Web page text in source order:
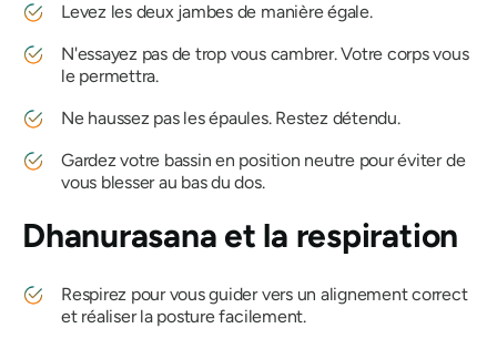
Levez les deux jambes de manière égale.
N'essayez pas de trop vous cambrer. Votre corps vous
le permettra.
Ne haussez pas les épaules. Restez détendu.
Gardez votre bassin en position neutre pour éviter de
vous blesser au bas du dos.
Dhanurasana et la respiration
Respirez pour vous guider vers un alignement correct
et réaliser la posture facilement.